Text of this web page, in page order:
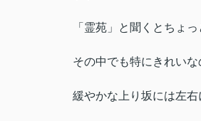
「霊苑」と聞くとちょ
その中でも特にきれい
緩やかな上り坂には左